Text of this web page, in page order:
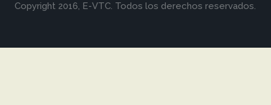
Copyright 2016, E-VTC. Todos los derechos reservados.